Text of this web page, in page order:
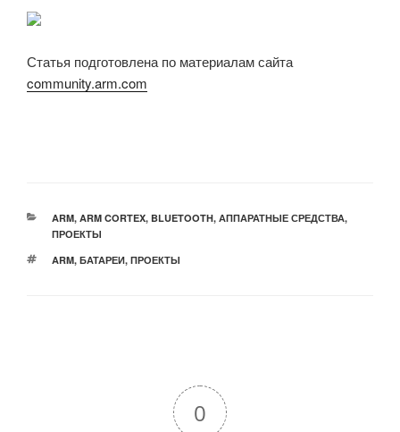
Статья подготовлена по материалам сайта
community.arm.com
РУБРИКИ
ARM, ARM CORTEX, BLUETOOTH, АППАРАТНЫЕ СРЕДСТВА,
ПРОЕКТЫ
МЕТКИ
ARM, БАТАРЕИ, ПРОЕКТЫ
0